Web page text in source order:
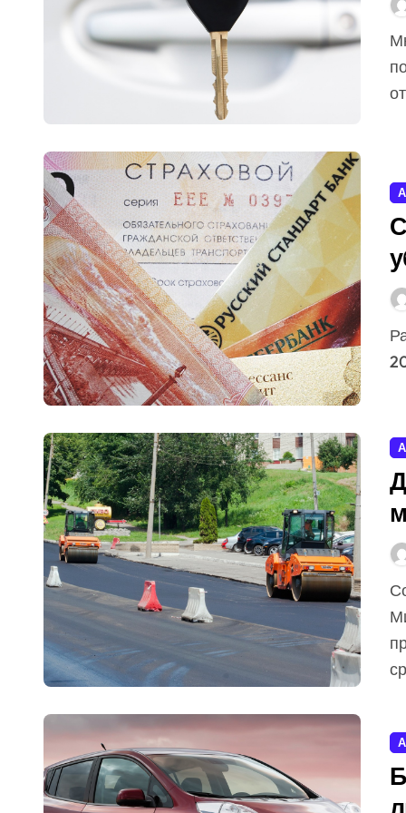
Многие автопроизводители в августе 2018 года
Размер средней премии в период с января по август
Соответствующий законопроект подготовили в